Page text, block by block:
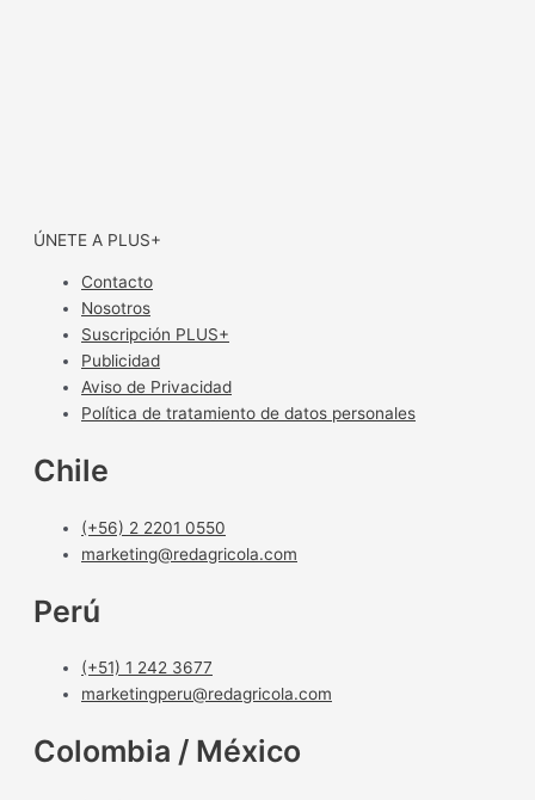
ÚNETE A PLUS+
Contacto
Nosotros
Suscripción PLUS+
Publicidad
Aviso de Privacidad
Política de tratamiento de datos personales
Chile
(+56) 2 2201 0550
marketing@redagricola.com
Perú
(+51) 1 242 3677
marketingperu@redagricola.com
Colombia / México